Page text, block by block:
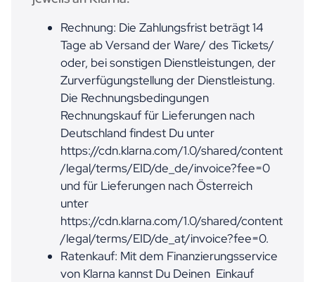
Rechnung: Die Zahlungsfrist beträgt 14
Tage ab Versand der Ware/ des Tickets/
oder, bei sonstigen Dienstleistungen, der
Zurverfügungstellung der Dienstleistung.
Die Rechnungsbedingungen
Rechnungskauf für Lieferungen nach
Deutschland findest Du unter
https://cdn.klarna.com/1.0/shared/content
/legal/terms/EID/de_de/invoice?fee=0
und für Lieferungen nach Österreich
unter
https://cdn.klarna.com/1.0/shared/content
/legal/terms/EID/de_at/invoice?fee=0.
Ratenkauf: Mit dem Finanzierungsservice
von Klarna kannst Du Deinen Einkauf